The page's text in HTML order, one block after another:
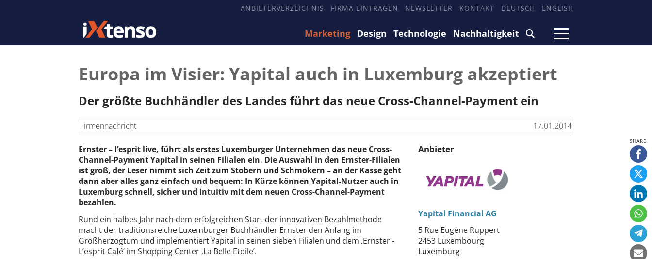
ANBIETERVERZEICHNIS FIRMA EINTRAGEN NEWSLETTER KONTAKT DEUTSCH ENGLISH
Marketing Design Technologie Nachhaltigkeit
Europa im Visier: Yapital auch in Luxemburg akzeptiert
Der größte Buchhändler des Landes führt das neue Cross-Channel-Payment ein
Firmennachricht 17.01.2014
Ernster – l’esprit live, führt als erstes Luxemburger Unternehmen das neue Cross-
Channel-Payment Yapital in seinen Filialen ein. Die Auswahl in den Ernster-Filialen
ist groß, der Leser nimmt sich Zeit zum Stöbern und Schmökern – an der Kasse geht
dann aber alles ganz einfach und bequem: In Kürze können Yapital-Nutzer auch in
Luxemburg schnell, sicher und intuitiv mit dem neuen Cross-Channel-Payment
bezahlen.
Rund ein halbes Jahr nach dem erfolgreichen Start der innovativen Bezahlmethode
macht der traditionsreiche Luxemburger Buchhändler Ernster den Anfang im
Großherzogtum und implementiert Yapital in seinen sieben Filialen und dem ‚Ernster -
L’esprit Café’ im Shopping Center ‚La Belle Etoile’.
Anbieter
Yapital Financial AG
5 Rue Eugène Ruppert
2453 Luxembourg
Luxemburg